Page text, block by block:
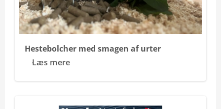
Hestebolcher med smagen af urter
Læs mere